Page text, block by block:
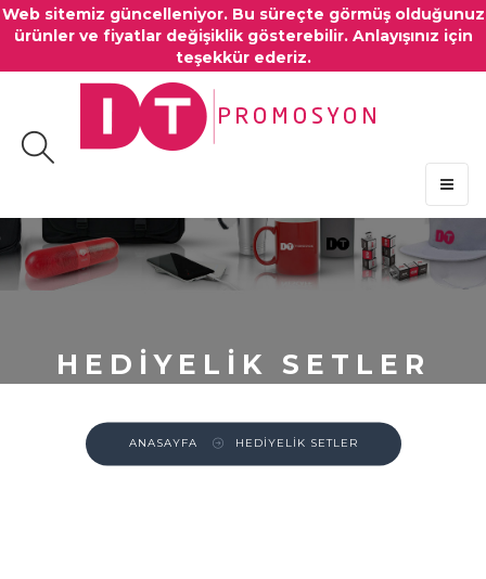
Web sitemiz güncelleniyor. Bu süreçte görmüş olduğunuz
ürünler ve fiyatlar değişiklik gösterebilir. Anlayışınız için
teşekkür ederiz.
HEDİYELİK SETLER
ANASAYFA HEDİYELİK SETLER